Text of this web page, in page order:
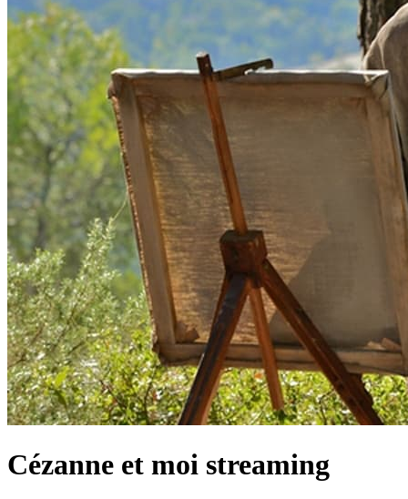
Cézanne et moi streaming